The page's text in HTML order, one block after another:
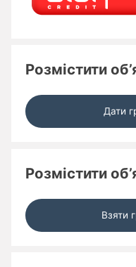
Розмістити
Дати
Розмістити
Взяти